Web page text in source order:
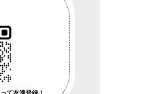
て友達登録！